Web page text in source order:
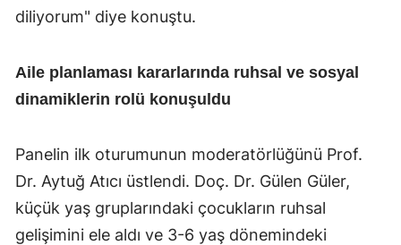
diliyorum" diye konuştu.
Aile planlaması kararlarında ruhsal ve sosyal
dinamiklerin rolü konuşuldu
Panelin ilk oturumunun moderatörlüğünü Prof.
Dr. Aytuğ Atıcı üstlendi. Doç. Dr. Gülen Güler,
küçük yaş gruplarındaki çocukların ruhsal
gelişimini ele aldı ve 3-6 yaş dönemindeki